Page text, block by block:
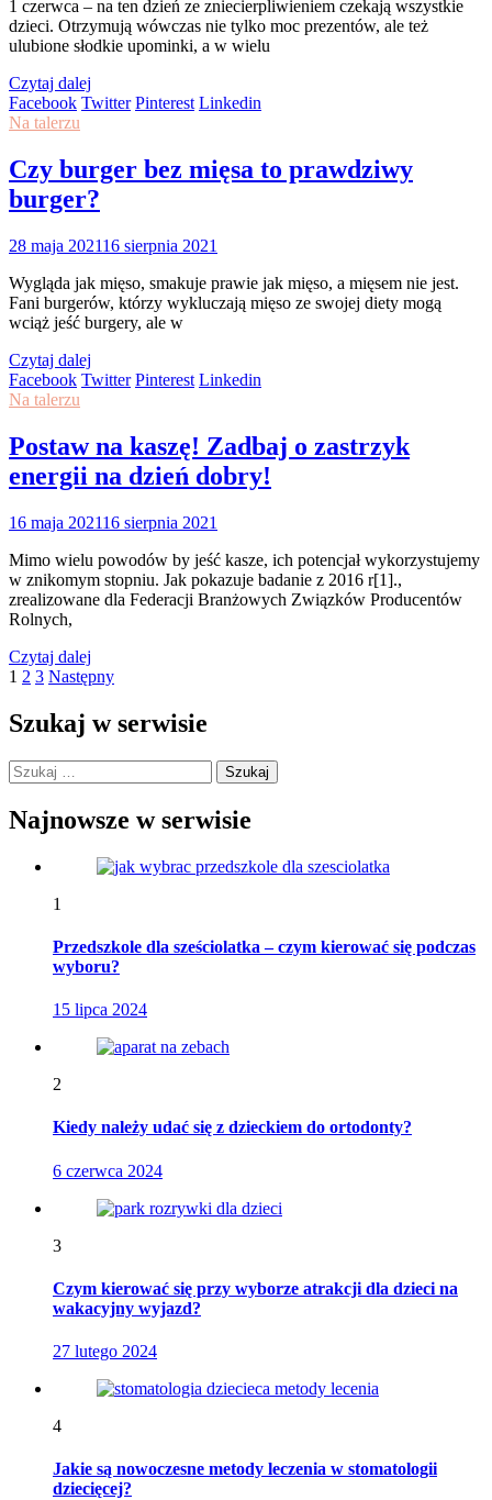
1 czerwca – na ten dzień ze zniecierpliwieniem czekają wszystkie
dzieci. Otrzymują wówczas nie tylko moc prezentów, ale też
ulubione słodkie upominki, a w wielu
Czytaj dalej
Facebook Twitter Pinterest Linkedin
Na talerzu
Czy burger bez mięsa to prawdziwy
burger?
28 maja 202116 sierpnia 2021
Wygląda jak mięso, smakuje prawie jak mięso, a mięsem nie jest.
Fani burgerów, którzy wykluczają mięso ze swojej diety mogą
wciąż jeść burgery, ale w
Czytaj dalej
Facebook Twitter Pinterest Linkedin
Na talerzu
Postaw na kaszę! Zadbaj o zastrzyk
energii na dzień dobry!
16 maja 202116 sierpnia 2021
Mimo wielu powodów by jeść kasze, ich potencjał wykorzystujemy
w znikomym stopniu. Jak pokazuje badanie z 2016 r[1].,
zrealizowane dla Federacji Branżowych Związków Producentów
Rolnych,
Czytaj dalej
Stronicowanie
wpisów
1 2 3 Następny
Szukaj w serwisie
Szukaj:
Najnowsze w serwisie
1
Przedszkole dla sześciolatka – czym kierować się podczas
wyboru?
15 lipca 2024
2
Kiedy należy udać się z dzieckiem do ortodonty?
6 czerwca 2024
3
Czym kierować się przy wyborze atrakcji dla dzieci na
wakacyjny wyjazd?
27 lutego 2024
4
Jakie są nowoczesne metody leczenia w stomatologii
dziecięcej?